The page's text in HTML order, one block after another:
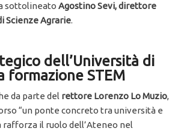
sottolineato Agostino Sevi, direttore
Scienze Agrarie.
dell’Università di
formazione STEM
da parte del rettore Lorenzo Lo Muzio,
“un ponte concreto tra università e
rafforza il ruolo dell’Ateneo nel